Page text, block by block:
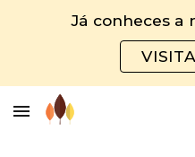
Já conheces a